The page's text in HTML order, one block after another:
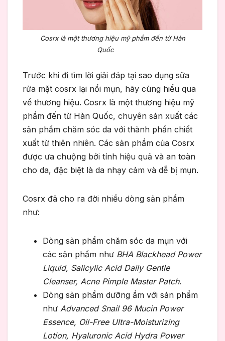
Cosrx là một thương hiệu mỹ phẩm đến từ Hàn
Quốc
Trước khi đi tìm lời giải đáp tại sao dụng sữa
rửa mặt cosrx lại nổi mụn, hãy cùng hiểu qua
về thương hiệu. Cosrx là một thương hiệu mỹ
phẩm đến từ Hàn Quốc, chuyên sản xuất các
sản phẩm chăm sóc da với thành phần chiết
xuất từ thiên nhiên. Các sản phẩm của Cosrx
được ưa chuộng bởi tính hiệu quả và an toàn
cho da, đặc biệt là da nhạy cảm và dễ bị mụn.
Cosrx đã cho ra đời nhiều dòng sản phẩm
như:
Dòng sản phẩm chăm sóc da mụn với
các sản phẩm như BHA Blackhead Power
Liquid, Salicylic Acid Daily Gentle
Cleanser, Acne Pimple Master Patch.
Dòng sản phẩm dưỡng ẩm với sản phẩm
như Advanced Snail 96 Mucin Power
Essence, Oil-Free Ultra-Moisturizing
Lotion, Hyaluronic Acid Hydra Power